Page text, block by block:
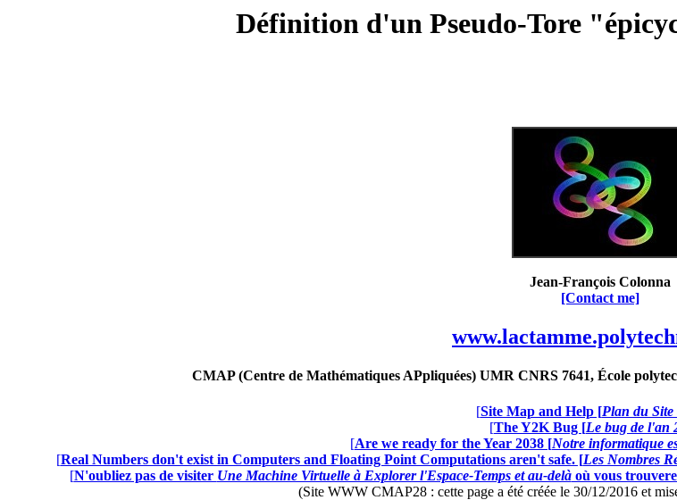
Définition d'un Pseudo-Tore
Jean-François Colonna
[Contact me]
CMAP (Centre de Mathématiques APpliquées) UMR CNRS 7641, École
[Site Map and Help [Plan du Site
[The Y2K Bug [Le bug de l'an
[Are we ready for the Year 2038 [Notre informatique
[Real Numbers don't exist in Computers and Floating Point Computations aren't safe. [Les Nombres
[N'oubliez pas de visiter Une Machine Virtuelle à Explorer l'Espace-Temps et au-delàoù vous
(Site WWW CMAP28 : cette page a été créée le 30/12/2016 et